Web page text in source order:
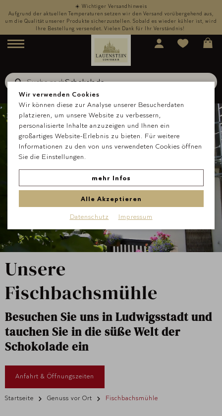
☀️ Wichtiger Versandhinweis
Aufgrund der aktuellen Temperaturen setzen wir den Versand vorübergehend aus,
um die Qualität unserer Produkte sicherzustellen. Sobald es wieder kühler ist, wird
Ihre Bestellung versendet. Vielen Dank für Ihr Verständnis!
Menü
Suche nachSchokolade
Unsere
Fischbachsmühle
Besuchen Sie uns in Ludwigsstadt und
tauchen Sie in die süße Welt der
Schokolade ein
Anfahrt & Öffnungszeiten
Startseite Genuss vor Ort Fischbachsmühle
Wir verwenden Cookies
Wir können diese zur Analyse unserer Besucherdaten
platzieren, um unsere Website zu verbessern,
personalisierte Inhalte anzuzeigen und Ihnen ein
großartiges Website-Erlebnis zu bieten. Für weitere
Informationen zu den von uns verwendeten Cookies öffnen
Sie die Einstellungen.
mehr Infos
Alle Akzeptieren
Datenschutz Impressum